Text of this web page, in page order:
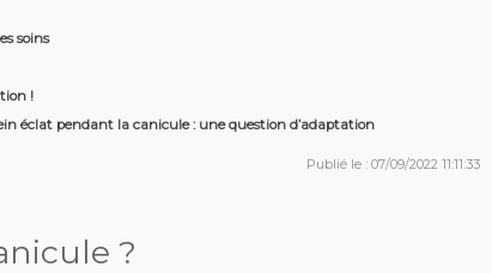
soins
!
éclat pendant la canicule : une question d’adaptation
Publié le : 07/09/2022 11:11:33
?